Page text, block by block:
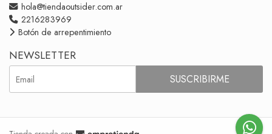
hola@tiendaoutsider.com.ar
2216283969
Botón de arrepentimiento
NEWSLETTER
SUSCRIBIRME